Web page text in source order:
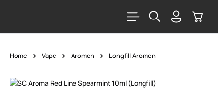
Home Vape Aromen Longfill Aromen
Bildergalerie überspringen